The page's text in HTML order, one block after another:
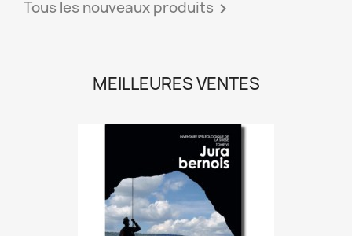
Tous les nouveaux produits 
MEILLEURES VENTES